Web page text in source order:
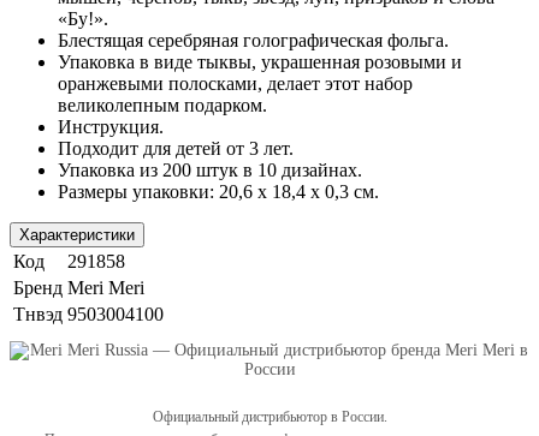
«Бу!».
Блестящая серебряная голографическая фольга.
Упаковка в виде тыквы, украшенная розовыми и
оранжевыми полосками, делает этот набор
великолепным подарком.
Инструкция.
Подходит для детей от 3 лет.
Упаковка из 200 штук в 10 дизайнах.
Размеры упаковки: 20,6 x 18,4 x 0,3 см.
Характеристики
Код
291858
Бренд Meri Meri
Тнвэд 9503004100
Официальный дистрибьютор в России.